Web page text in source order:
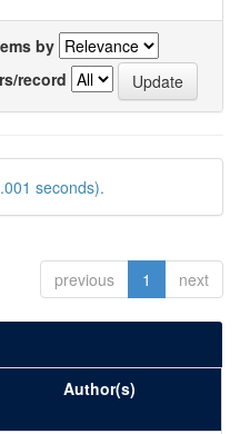
by
record
seconds).
previous 1 next
Author(s)